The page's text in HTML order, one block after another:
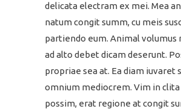
delicata electram ex mei. Mea
natum congit summ, cu meis
partiendo eum. Animal volumus
ad alto debet dicam deserunt.
propriae sea at. Ea diam iuvaret
omnium mediocrem. Vim in clita
possim, erat regione at congit